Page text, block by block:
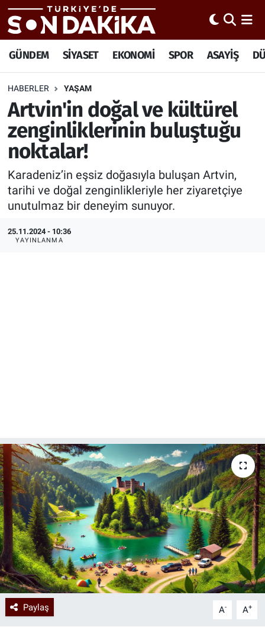
GÜNDEM SİYASET EKONOMİ SPOR ASAYİŞ
HABERLER YAŞAM
Artvin'in doğal ve kültürel
zenginliklerinin buluştuğu
noktalar!
Karadeniz’in eşsiz doğasıyla buluşan Artvin,
tarihi ve doğal zenginlikleriyle her ziyaretçiye
unutulmaz bir deneyim sunuyor.
25.11.2024 - 10:36
YAYINLANMA
Paylaş A- A+
Trafik Durumu
Süper Lig Puan Durumu ve Fikstür
Tüm Manşetler
Haber Arşivi